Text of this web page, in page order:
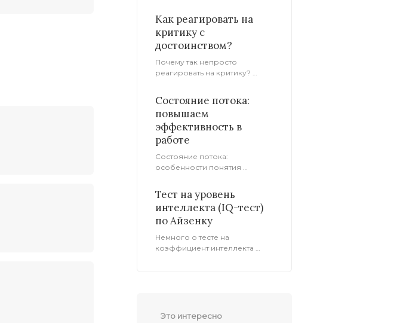
Характер
Темпераменты
Типы личностей
Мотивация
Невыросшие дети
Как реагировать на
критику с
достоинством?
Почему так непросто
реагировать на критику? …
Состояние потока:
повышаем
эффективность в
работе
Состояние потока:
особенности понятия …
Тест на уровень
интеллекта (IQ-тест)
по Айзенку
Немного о тесте на
коэффициент интеллекта …
Это интересно